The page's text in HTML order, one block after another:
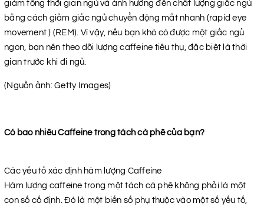
giảm tổng thời gian ngủ và ảnh hưởng đến chất lượng giấc ngủ
bằng cách giảm giấc ngủ chuyển động mắt nhanh (rapid eye
movement ) (REM). Vì vậy, nếu bạn khó có được một giấc ngủ
ngon, bạn nên theo dõi lượng caffeine tiêu thụ, đặc biệt là thời
gian trước khi đi ngủ.
(Nguồn ảnh: Getty Images)
Có bao nhiêu Caffeine trong tách cà phê của bạn?
Các yếu tố xác định hàm lượng Caffeine
Hàm lượng caffeine trong một tách cà phê không phải là một
con số cố định. Đó là một biến số phụ thuộc vào một số yếu tố,